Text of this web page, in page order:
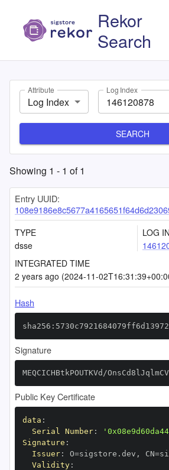
Rekor
Search
Attribute
Log Index
Log Index
SEARCH
Showing 1 - 1 of1
Entry UUID:
TYPE
dsse
LOG
INTEGRATED TIME
2 years ago (2024-11-
Hash
Signature
MEQCICHBtkPOUTKVd/
Public Key Certificate
data :
Serial Number:
Signature :
Issuer: O=sigstore.dev ,
Validity: